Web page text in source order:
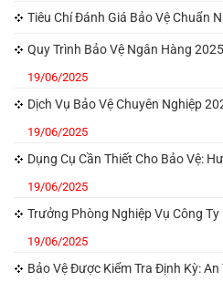
Tiêu Chí Đánh Giá Bảo Vệ Chuẩn
Quy Trình Bảo Vệ Ngân Hàng
19/06/2025
Dịch Vụ Bảo Vệ Chuyên Nghiệp
19/06/2025
Dụng Cụ Cần Thiết Cho Bảo Vệ:
19/06/2025
Trưởng Phòng Nghiệp Vụ Công
19/06/2025
Bảo Vệ Được Kiểm Tra Định Kỳ: An